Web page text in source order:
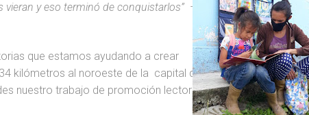
vieran y eso terminó de conquistarlos” – dice con los ojos
que estamos ayudando a crear
kilómetros al noroeste de la capital del estado Mérida, que
nuestro trabajo de promoción lectora.